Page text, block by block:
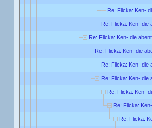
Re: Flicka: Ken-
Re: Flicka: Ken- die
Re: Flicka: Ken- die
Re: Flicka: Ken- die
Re: Flicka: Ken- die
Re: Flicka: Ken- die
Re: Flicka: Ken-
Re: Flicka:
Re: Flicka: